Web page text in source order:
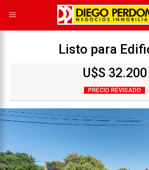
Listo para
U$S 32.200
PRECIO REVISADO